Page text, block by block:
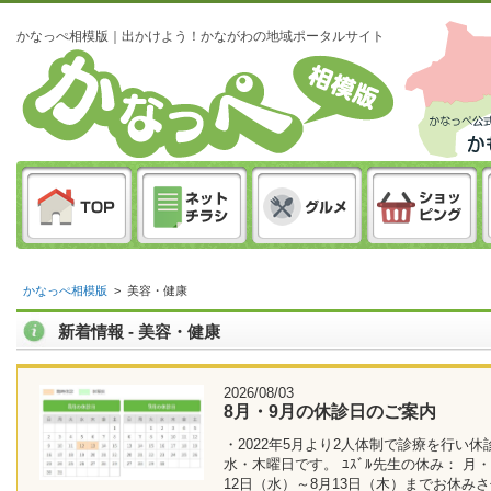
かなっぺ相模版｜出かけよう！かながわの地域ポータルサイト
かなっぺ相模版 > 美容・健康
新着情報 - 美容・健康
2026/08/03
8月・9月の休診日のご案内
・2022年5月より2人体制で診療を行い
水・木曜日です。 ﾕｽﾞﾙ先生の休み： 月
12日（水）～8月13日（木）までお休み